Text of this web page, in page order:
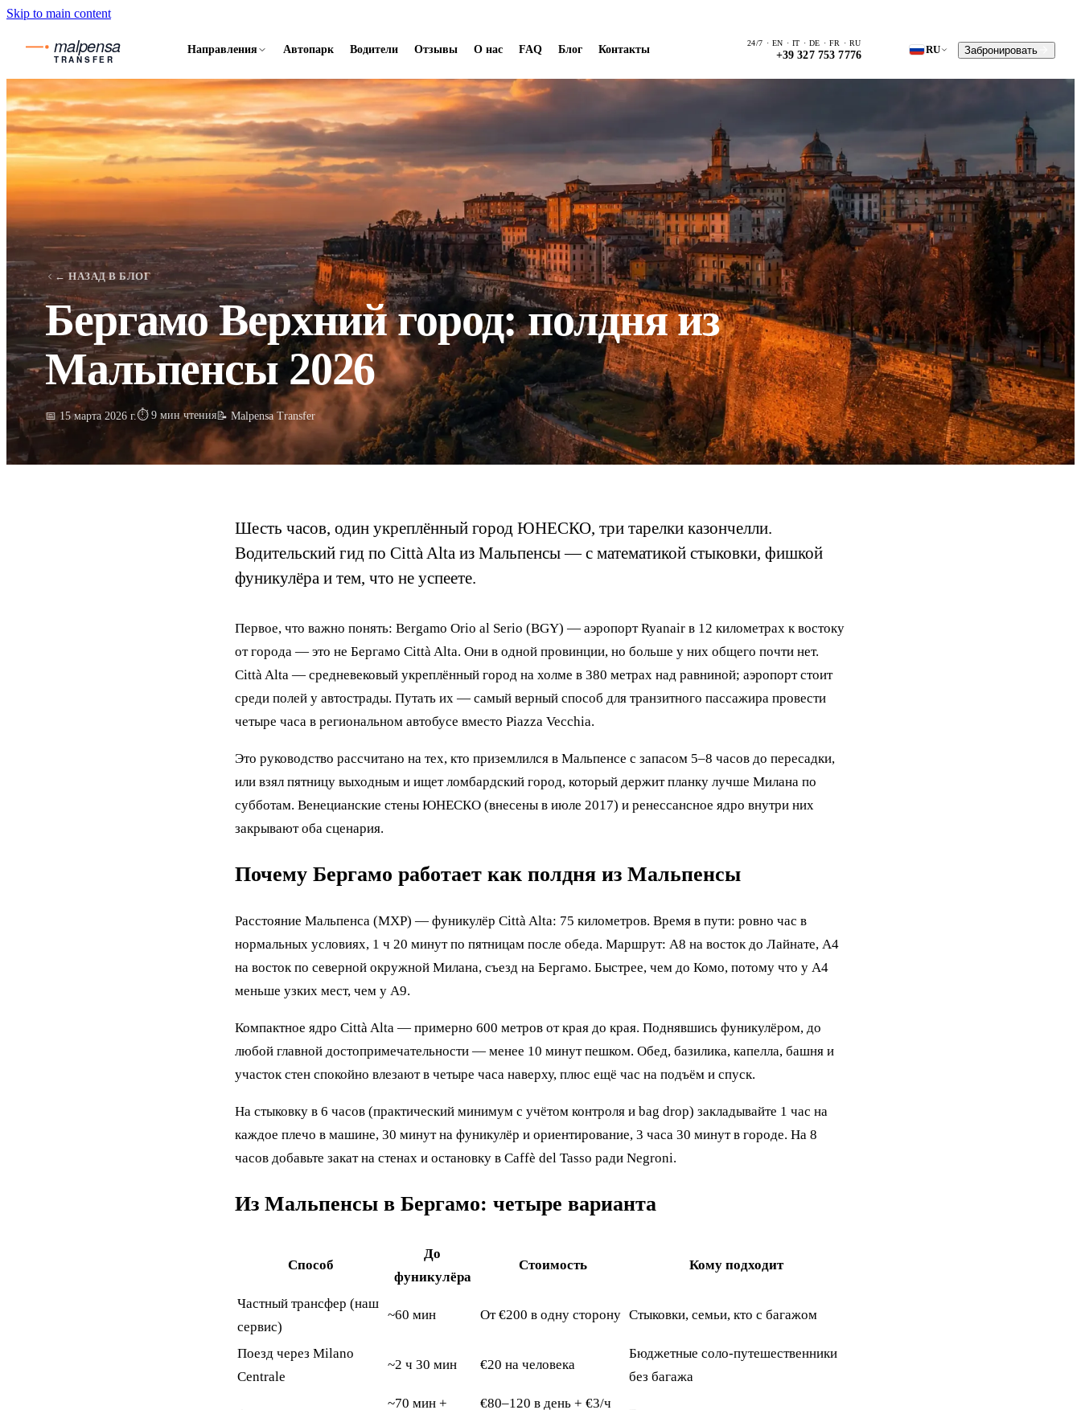
Skip to main content
malpensa
TRANSFER
Направления Автопарк Водители Отзывы О нас FAQ Блог Контакты
24/7 · EN · IT · DE · FR · RU
+39 327 753 7776 RU Забронировать
← НАЗАД В БЛОГ
Бергамо Верхний город: полдня из
Мальпенсы 2026
📅 15 марта 2026 г.⏱ 9 мин чтения📝 Malpensa Transfer
Шесть часов, один укреплённый город ЮНЕСКО, три тарелки казончелли.
Водительский гид по Città Alta из Мальпенсы — с математикой стыковки, фишкой
фуникулёра и тем, что не успеете.
Первое, что важно понять: Bergamo Orio al Serio (BGY) — аэропорт Ryanair в 12 километрах к востоку
от города — это не Бергамо Città Alta. Они в одной провинции, но больше у них общего почти нет.
Città Alta — средневековый укреплённый город на холме в 380 метрах над равниной; аэропорт стоит
среди полей у автострады. Путать их — самый верный способ для транзитного пассажира провести
четыре часа в региональном автобусе вместо Piazza Vecchia.
Это руководство рассчитано на тех, кто приземлился в Мальпенсе с запасом 5–8 часов до пересадки,
или взял пятницу выходным и ищет ломбардский город, который держит планку лучше Милана по
субботам. Венецианские стены ЮНЕСКО (внесены в июле 2017) и ренессансное ядро внутри них
закрывают оба сценария.
Почему Бергамо работает как полдня из Мальпенсы
Расстояние Мальпенса (MXP) — фуникулёр Città Alta: 75 километров. Время в пути: ровно час в
нормальных условиях, 1 ч 20 минут по пятницам после обеда. Маршрут: A8 на восток до Лайнате, A4
на восток по северной окружной Милана, съезд на Бергамо. Быстрее, чем до Комо, потому что у A4
меньше узких мест, чем у A9.
Компактное ядро Città Alta — примерно 600 метров от края до края. Поднявшись фуникулёром, до
любой главной достопримечательности — менее 10 минут пешком. Обед, базилика, капелла, башня и
участок стен спокойно влезают в четыре часа наверху, плюс ещё час на подъём и спуск.
На стыковку в 6 часов (практический минимум с учётом контроля и bag drop) закладывайте 1 час на
каждое плечо в машине, 30 минут на фуникулёр и ориентирование, 3 часа 30 минут в городе. На 8
часов добавьте закат на стенах и остановку в Caffè del Tasso ради Negroni.
Из Мальпенсы в Бергамо: четыре варианта
Способ
До
фуникулёра
Стоимость Кому подходит
Частный трансфер (наш
сервис)
~60 мин От €200 в одну сторону Стыковки, семьи, кто с багажом
Поезд через Milano
Centrale
~2 ч 30 мин €20 на человека
Бюджетные соло-путешественники
без багажа
~70 мин +
€80–120 в день + €3/ч